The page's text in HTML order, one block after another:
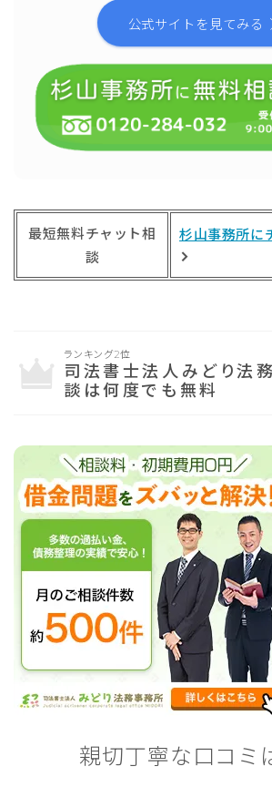
公式サイトを見てみる
最短無料チャット相
談
杉山事務所に
ランキング2位
司法書士法人みどり法
談は何度でも無料
親切丁寧な口コミ